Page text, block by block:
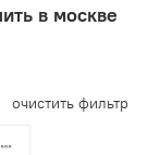
в москве
очистить фильтр